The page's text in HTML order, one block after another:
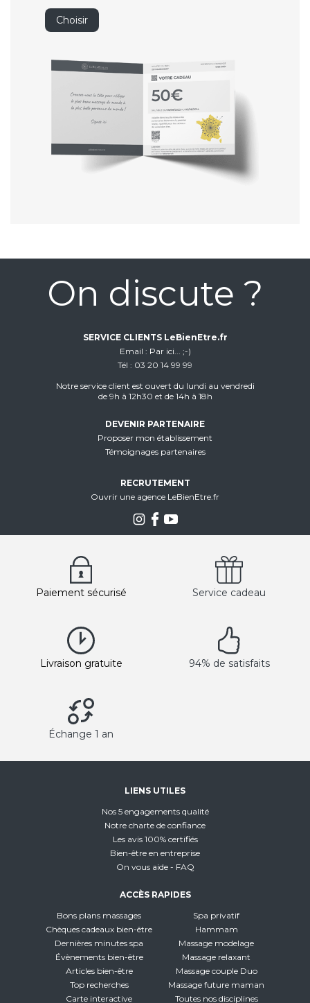
Choisir
On discute ?
SERVICE CLIENTS LeBienEtre.fr
Email
Par ici... ;-)
Tél
03 20 14 99 99
Notre service client est ouvert du lundi au vendredi
de 9h à 12h30 et de 14h à 18h
DEVENIR PARTENAIRE
Proposer mon établissement
Témoignages partenaires
RECRUTEMENT
Ouvrir une agence LeBienEtre.fr
Paiement sécurisé Service cadeau
Livraison gratuite 94% de satisfaits
Échange 1 an
LIENS UTILES
Nos 5 engagements qualité
Notre charte de confiance
Les avis 100% certifiés
Bien-être en entreprise
On vous aide - FAQ
ACCÈS RAPIDES
Bons plans massages
Chèques cadeaux bien-être
Dernières minutes spa
Évènements bien-être
Articles bien-être
Top recherches
Carte interactive
Spa privatif
Hammam
Massage modelage
Massage relaxant
Massage couple Duo
Massage future maman
Toutes nos disciplines